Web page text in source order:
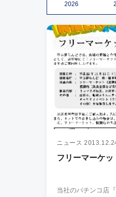
2026
ニュース
フリーマーケッ
当社のパチンコ店